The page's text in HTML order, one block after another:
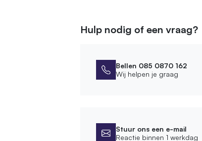
Hulp nodig of een vraag?
Bellen 085 0870 162
Wij helpen je graag
Stuur ons een e-mail
Reactie binnen 1 werkdag